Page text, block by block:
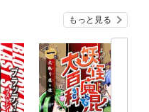
もっと見る